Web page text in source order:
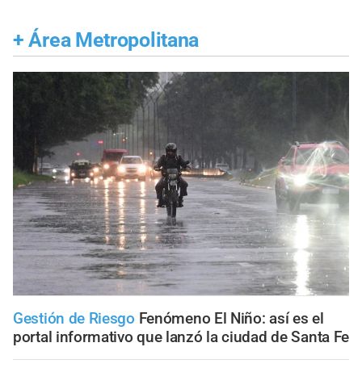
+ Área Metropolitana
Gestión de Riesgo Fenómeno El Niño: así es el
portal informativo que lanzó la ciudad de Santa Fe